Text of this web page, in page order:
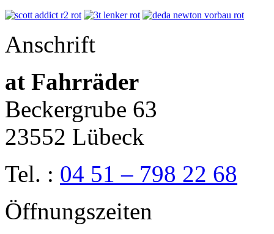
Anschrift
at Fahrräder
Beckergrube 63
23552 Lübeck
Tel. : 04 51 – 798 22 68
Öffnungszeiten